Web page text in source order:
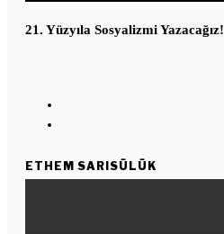
21. Yüzyıla Sosyalizmi Yazacağız!
ETHEM SARISÜLÜK